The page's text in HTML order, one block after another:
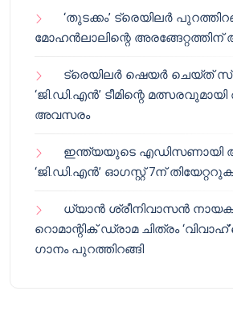
‘തുടക്കം’ ട്രെയിലർ
മോഹൻലാലിന്റെ
ട്രെയിലർ ഷെയർ ചെയ്‌ത്
‘ജി.ഡി.എൻ’ ടീമിന്റെ
അവസരം
ഇന്ത്യയുടെ എഡിസണായി
‘ജി.ഡി.എൻ’ ഓഗസ്റ്റ് 7ന്
ധ്യാൻ ശ്രീനിവാസൻ
റൊമാന്റിക് ഡ്രാമ ചിത്രം
ഗാനം പുറത്തിറങ്ങി